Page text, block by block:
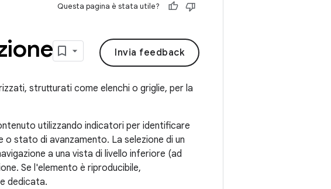
Questa pagina è stata utile?
Invia feedback
strutturati come elenchi o griglie, per la
utilizzando indicatori per identificare
stato di avanzamento. La selezione di un
a una vista di livello inferiore (ad
Se l'elemento è riproducibile,
dedicata.